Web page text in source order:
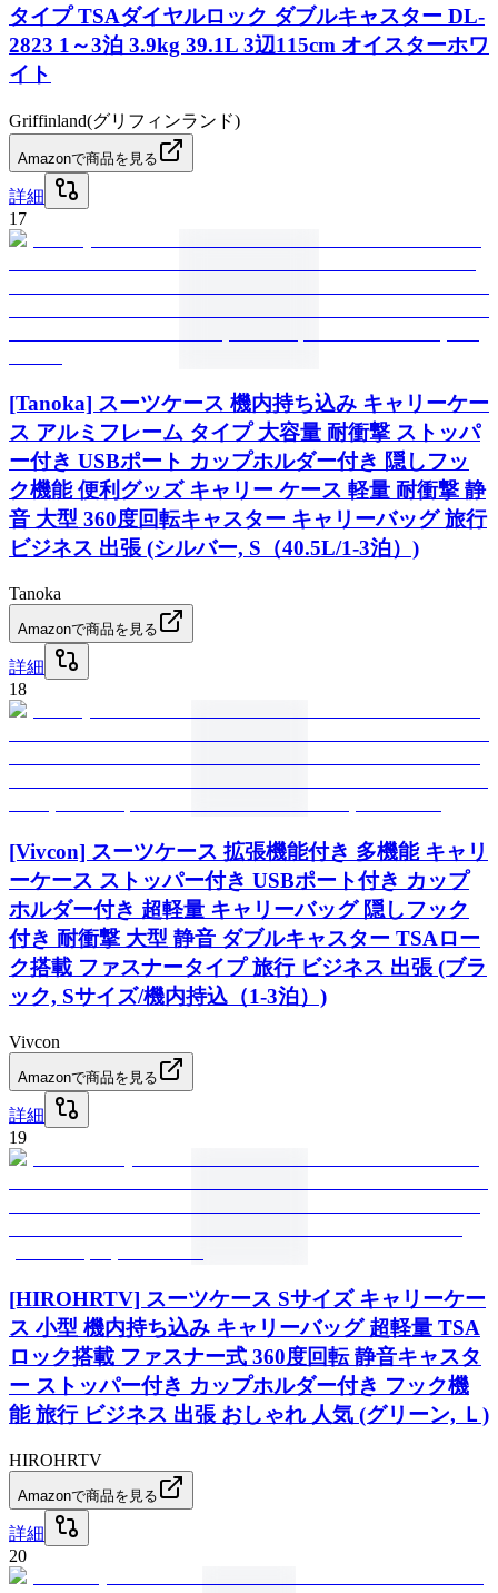
タイプ TSAダイヤルロック ダブルキャスター DL-
2823 1～3泊 3.9kg 39.1L 3辺115cm オイスターホワ
イト
Griffinland(グリフィンランド)
Amazonで商品を見る
詳細
17
[Tanoka] スーツケース 機内持ち込み キャリーケー
ス アルミフレーム タイプ 大容量 耐衝撃 ストッパ
ー付き USBポート カップホルダー付き 隠しフッ
ク機能 便利グッズ キャリー ケース 軽量 耐衝撃 静
音 大型 360度回転キャスター キャリーバッグ 旅行
ビジネス 出張 (シルバー, S（40.5L/1-3泊）)
Tanoka
Amazonで商品を見る
詳細
18
[Vivcon] スーツケース 拡張機能付き 多機能 キャリ
ーケース ストッパー付き USBポート付き カップ
ホルダー付き 超軽量 キャリーバッグ 隠しフック
付き 耐衝撃 大型 静音 ダブルキャスター TSAロー
ク搭載 ファスナータイプ 旅行 ビジネス 出張 (ブラ
ック, Sサイズ/機内持込（1-3泊）)
Vivcon
Amazonで商品を見る
詳細
19
[HIROHRTV] スーツケース Sサイズ キャリーケー
ス 小型 機内持ち込み キャリーバッグ 超軽量 TSA
ロック搭載 ファスナー式 360度回転 静音キャスタ
ー ストッパー付き カップホルダー付き フック機
能 旅行 ビジネス 出張 おしゃれ 人気 (グリーン, Ｌ)
HIROHRTV
Amazonで商品を見る
詳細
20